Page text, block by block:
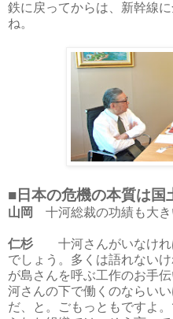
鉄に戻ってからは、新幹線
ね。
■日本の危機の本質は国
山岡 十河総裁の功績も大き
仁杉
十河さんがいなけれ
でしょう。多くは語れない
が島さんを呼ぶ工作のお手
河さんの下で働くのならい
だ、と。ごもっともですよ